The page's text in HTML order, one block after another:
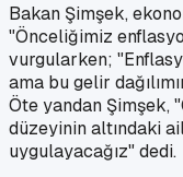
Bakan Şimşek,
"Önceliğimiz
vurgularken;
ama bu gelir
Öte yandan Şimşek,
düzeyinin altındaki
uygulayacağız" dedi.